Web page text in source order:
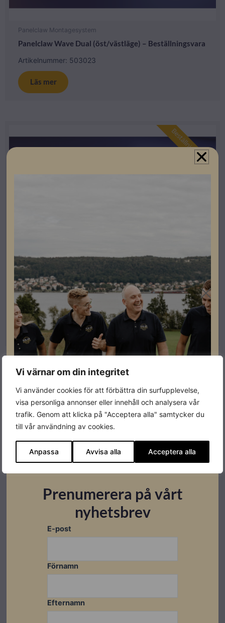
Vi värnar om din integritet
Vi använder cookies för att förbättra din surfupplevelse,
visa personliga annonser eller innehåll och analysera vår
trafik. Genom att klicka på "Acceptera alla" samtycker du
till vår användning av cookies.
Anpassa Avvisa alla Acceptera alla
Panelclaw Montagesystem
Panelclaw Wave Dual (öst/västläge) – Beställningsvara
Artikelnummer: 503023
Läs mer
Beställningsvara
Panelclaw Montagesystem
Panelclaw Wave Single (Söderläge) – Beställningsvara
Artikelnummer: 503024
Läs mer
Prenumerera på vårt
nyhetsbrev
E-post
Förnamn
Efternamn